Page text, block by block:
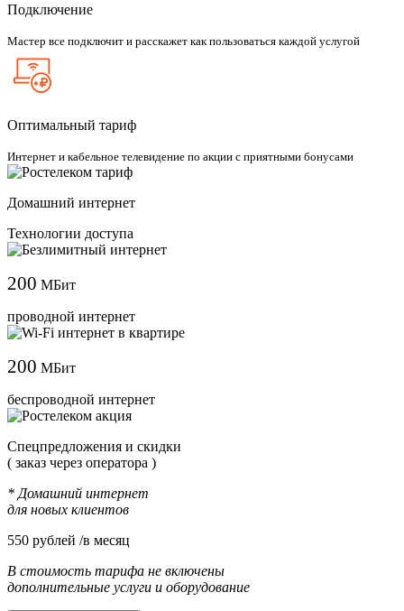
Подключение
Мастер все подключит и расскажет как пользоваться каждой услугой
Оптимальный тариф
Интернет и кабельное телевидение по акции с приятными бонусами
Домашний интернет
Технологии доступа
200 МБит
проводной интернет
200 МБит
беспроводной интернет
Cпецпредложения и скидки
( заказ через оператора )
* Домашний интернет
для новых клиентов
550 рублей /в месяц
В стоимость тарифа не включены
дополнительные услуги и оборудование